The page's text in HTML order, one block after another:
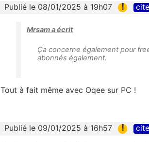
Publié le 08/01/2025 à 19h07 !
Mrsam a écrit
Ça concerne également pour
abonnés également.
Tout à fait même avec Oqee sur PC !
Publié le 09/01/2025 à 16h57 !